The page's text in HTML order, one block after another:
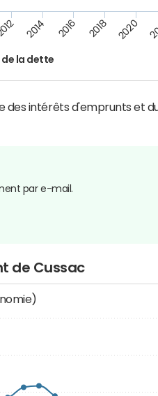
de la dette
2014 2016 2018 2020
des intérêts d'emprunts et
par e-mail.
de Cussac